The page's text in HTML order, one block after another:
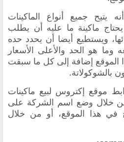
يتيح جميع أنواع الماكينات
يحتاج ماكينة ما عليه أن يطلب
ويستطيع أيضا أن يحدد حده
وما هو الحد والأعلى الأسعار
الموقع إضافة إلى كل ما سبقت
بالشوكولاتة.
موقع إكتروس لبيع ماكينات
من خلال وضع اسم الشركة على
في هذا الموقع، أو من خلال